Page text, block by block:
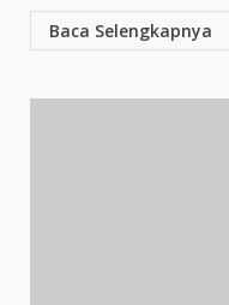
Baca Selengkapnya